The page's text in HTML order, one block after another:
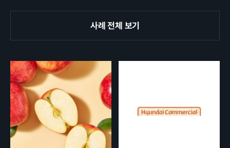
사례 전체 보기